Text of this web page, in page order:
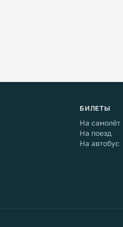
БИЛЕТЫ
На самолёт
На поезд
На автобус